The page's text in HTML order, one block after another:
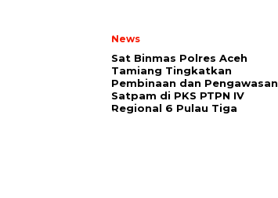
News
Sat Binmas Polres Aceh
Tamiang Tingkatkan
Pembinaan dan Pengawasan
Satpam di PKS PTPN IV
Regional 6 Pulau Tiga